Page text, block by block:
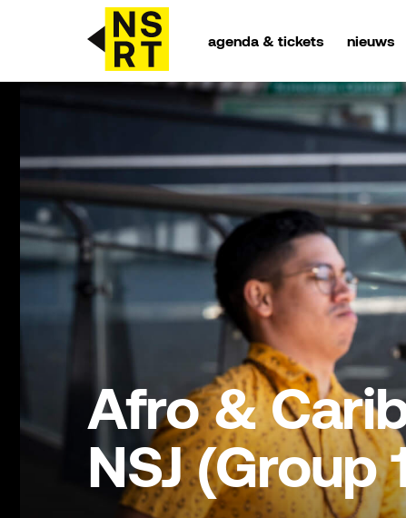
agenda & tickets nieuws
agenda & tickets
nieuws
team
over NSRT
partners
Afro &
NSJ (Group